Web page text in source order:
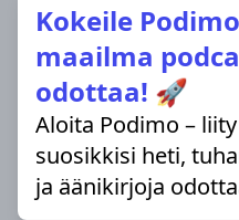
Kokeile
maailma
odottaa! 🚀
Aloita Podimo –
suosikkisi heti,
ja äänikirjoja